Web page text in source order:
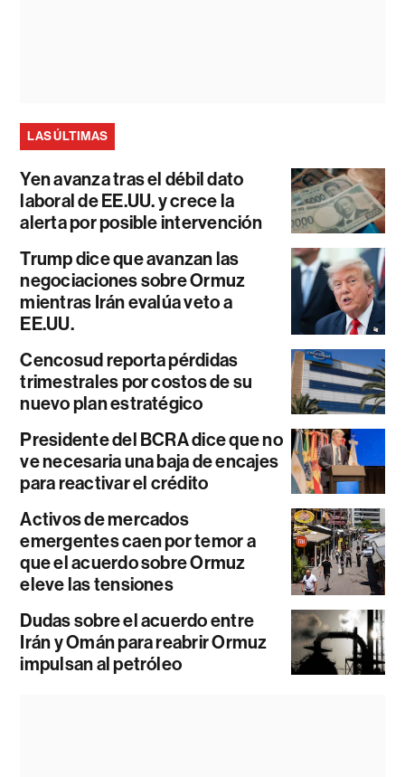
LAS ÚLTIMAS
Yen avanza tras el débil dato
laboral de EE.UU. y crece la
alerta por posible intervención
Trump dice que avanzan las
negociaciones sobre Ormuz
mientras Irán evalúa veto a
EE.UU.
Cencosud reporta pérdidas
trimestrales por costos de su
nuevo plan estratégico
Presidente del BCRA dice que no
ve necesaria una baja de encajes
para reactivar el crédito
Activos de mercados
emergentes caen por temor a
que el acuerdo sobre Ormuz
eleve las tensiones
Dudas sobre el acuerdo entre
Irán y Omán para reabrir Ormuz
impulsan al petróleo